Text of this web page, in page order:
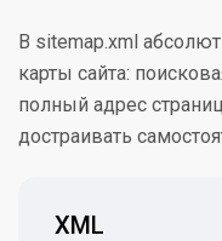
В sitemap.xml
карты сайта:
полный адрес
достраивать
XML